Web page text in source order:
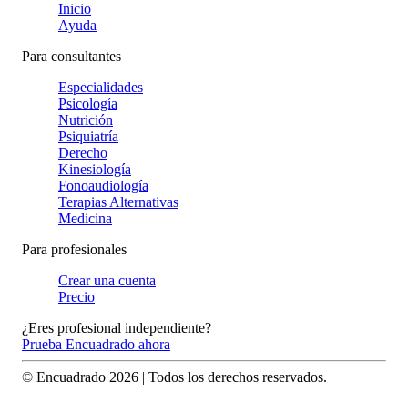
Inicio
Ayuda
Para consultantes
Especialidades
Psicología
Nutrición
Psiquiatría
Derecho
Kinesiología
Fonoaudiología
Terapias Alternativas
Medicina
Para profesionales
Crear una cuenta
Precio
¿Eres profesional independiente?
Prueba Encuadrado ahora
© Encuadrado 2026 | Todos los derechos reservados.